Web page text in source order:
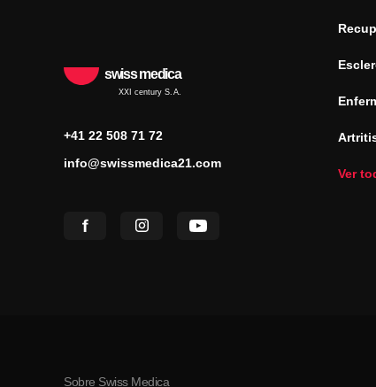
swiss medica
XXI century S.A.
+41 22 508 71 72
info@swissmedica21.com
Ver
Sobre Swiss Medica